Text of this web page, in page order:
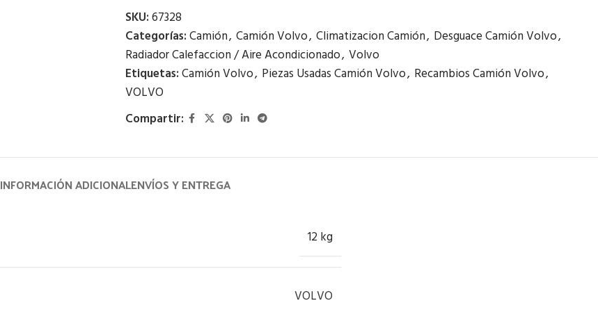
SKU:67328
Categorías:Camión, Camión Volvo, Climatizacion Camión, Desguace Camión Volvo,
Radiador Calefaccion / Aire Acondicionado, Volvo
Etiquetas:Camión Volvo, Piezas Usadas Camión Volvo, Recambios Camión Volvo,
VOLVO
Compartir:
INFORMACIÓN ADICIONALENVÍOS Y ENTREGA
12 kg
VOLVO